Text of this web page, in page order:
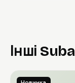
Інші